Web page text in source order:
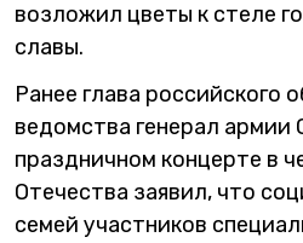
возложил цветы к стеле
славы.
Ранее глава российского
ведомства генерал армии
праздничном концерте в
Отечества заявил, что
семей участников